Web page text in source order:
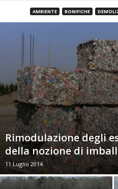
AMBIENTE BONIFICHE
Rimodulazione degli
della nozione di
11 Luglio 2014